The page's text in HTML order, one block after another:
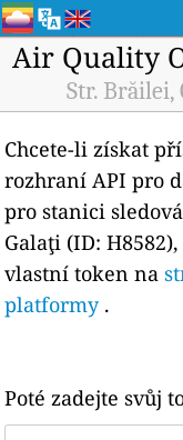
Air Quality
Str. Brăilei,
Chcete-li získat
rozhraní API pro
pro stanici
Galaţi (ID:
vlastní token na
platformy.
Poté zadejte svůj